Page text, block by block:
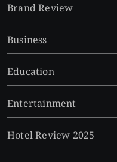
Brand Review
Business
Education
Entertainment
Hotel Review 2025